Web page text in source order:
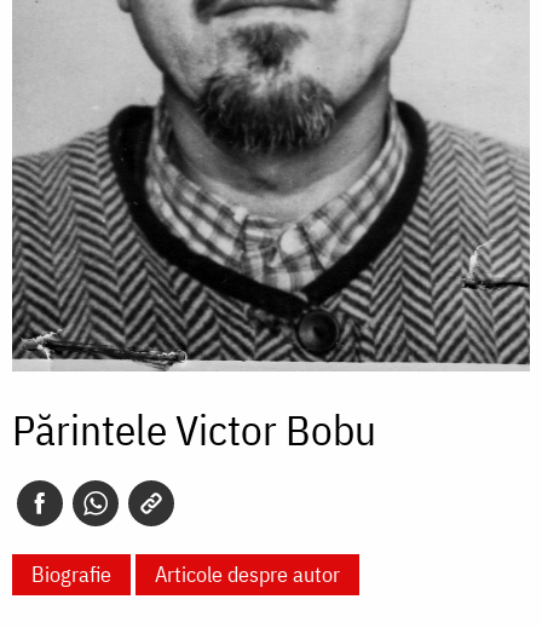
Părintele Victor Bobu
Biografie Articole despre autor